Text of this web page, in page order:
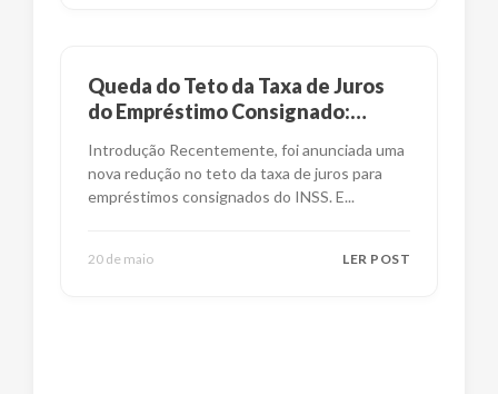
Queda do Teto da Taxa de Juros
do Empréstimo Consignado:
Introdução Recentemente, foi anunciada uma
nova redução no teto da taxa de juros para
empréstimos consignados do INSS. E...
20 de maio LER POST